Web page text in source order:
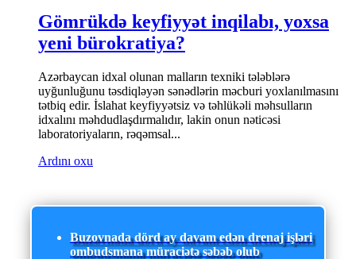
Gömrükdə keyfiyyət inqilabı, yoxsa
yeni bürokratiya?
Azərbaycan idxal olunan malların texniki tələblərə
uyğunluğunu təsdiqləyən sənədlərin məcburi yoxlanılmasını
tətbiq edir. İslahat keyfiyyətsiz və təhlükəli məhsulların
idxalını məhdudlaşdırmalıdır, lakin onun nəticəsi
laboratoriyaların, rəqəmsal...
Ardını oxu
Buzovnada dörd ay davam edən drenaj işləri
ombudsmana müraciətə səbəb olub